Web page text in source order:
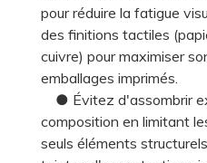
pour réduire la fatigue
des finitions tactiles
cuivre) pour maximiser
emballages imprimés.
● Évitez d'assombrir
composition en limitant
seuls éléments